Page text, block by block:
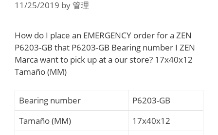
11/25/2019 by管理
How do I place an EMERGENCY order for a ZEN
P6203-GB that P6203-GB Bearing number I ZEN
Marca want to pick up at a our store? 17x40x12
Tamaño (MM)
Bearing number
P6203-GB
Tamaño (MM)
17x40x12